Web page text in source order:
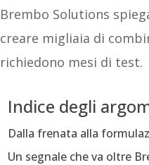
Brembo Solutions
creare migliaia di
richiedono mesi di test.
Indice degli
Dalla frenata alla
Un segnale che va oltre